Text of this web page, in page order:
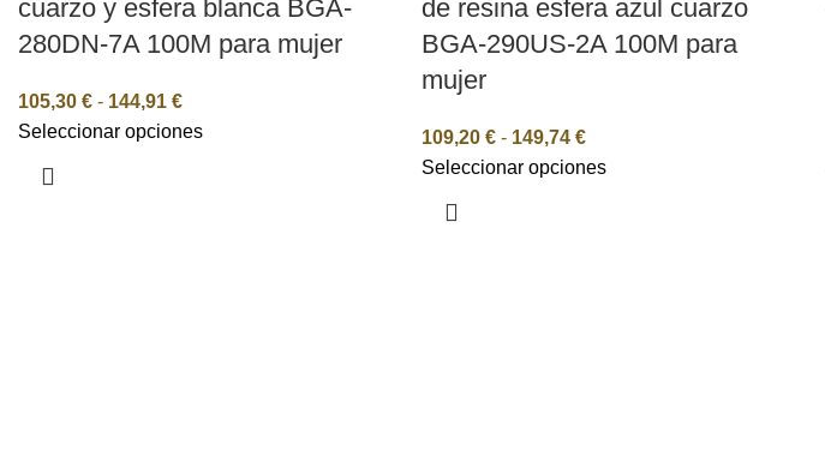
cuarzo y esfera blanca BGA-
280DN-7A 100M para mujer
105,30 € - 144,91 €
Seleccionar opciones
de resina esfera azul cuarzo
BGA-290US-2A 100M para
mujer
109,20 € - 149,74 €
Seleccionar opciones